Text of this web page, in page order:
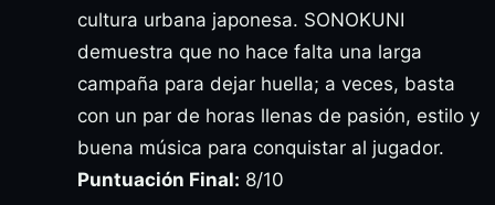
cultura urbana japonesa. SONOKUNI
demuestra que no hace falta una larga
campaña para dejar huella; a veces, basta
con un par de horas llenas de pasión, estilo y
buena música para conquistar al jugador.
Puntuación Final: 8/10